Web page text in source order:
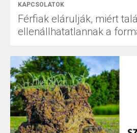
KAPCSOLATOK
Férfiak elárulják, miért
ellenállhatatlannak a